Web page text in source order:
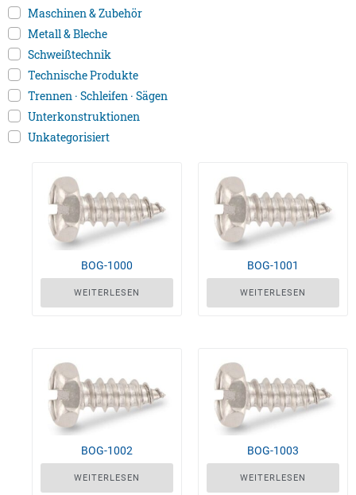
Maschinen & Zubehör
Metall & Bleche
Schweißtechnik
Technische Produkte
Trennen · Schleifen · Sägen
Unterkonstruktionen
Unkategorisiert
BOG-1000
WEITERLESEN
BOG-1001
WEITERLESEN
BOG-1002
WEITERLESEN
BOG-1003
WEITERLESEN